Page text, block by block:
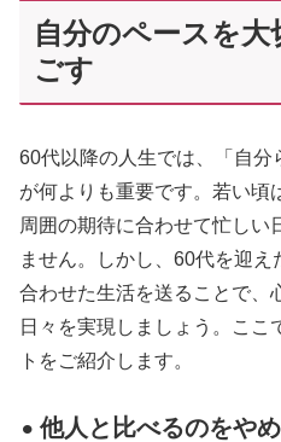
自分のペースを
ごす
60代以降の人生では、「自分
が何よりも重要です。若い頃
周囲の期待に合わせて忙しい
ません。しかし、60代を迎
合わせた生活を送ることで、
日々を実現しましょう。ここ
トをご紹介します。
⚫︎ 他人と比べるのをや